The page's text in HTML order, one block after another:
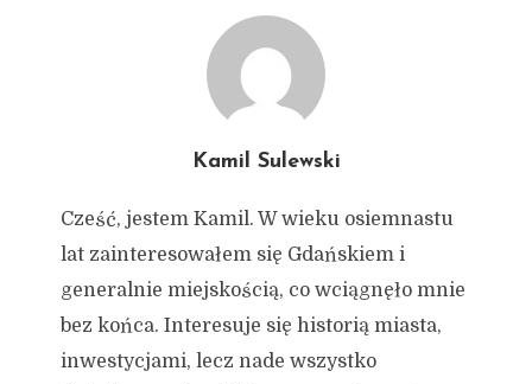
Kamil Sulewski
Cześć, jestem Kamil. W wieku osiemnastu
lat zainteresowałem się Gdańskiem i
generalnie miejskością, co wciągnęło mnie
bez końca. Interesuje się historią miasta,
inwestycjami, lecz nade wszystko